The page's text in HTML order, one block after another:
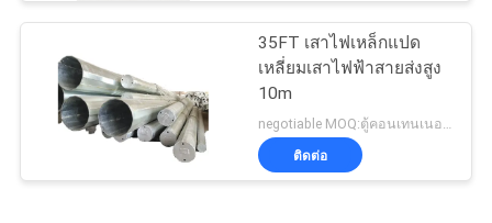
ความ
ส่วน
เสาไฟฟ้าเหล็ก35FT เสาไฟเหล็กแปด
เหลี่ยมเสาไฟฟ้าสายส่งสูง
10m
negotiable MOQ:ตู้คอนเทนเนอร์ 40 HQ หนึ่งตู้
ติดต่อ